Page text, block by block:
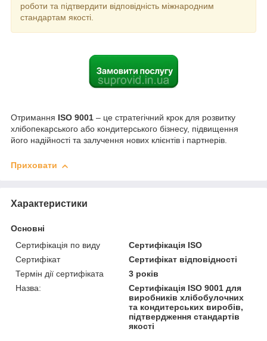
роботи та підтвердити відповідність міжнародним
стандартам якості.
Отримання ISO 9001 – це стратегічний крок для розвитку
хлібопекарського або кондитерського бізнесу, підвищення
його надійності та залучення нових клієнтів і партнерів.
Приховати
Характеристики
Основні
Сертифікація по виду
Сертифікація ISO
Сертифікат
Сертифікат відповідності
Термін дії сертифіката
3 років
Назва:
Сертифікація ISO 9001 для
виробників хлібобулочних
та кондитерських виробів,
підтвердження стандартів
якості